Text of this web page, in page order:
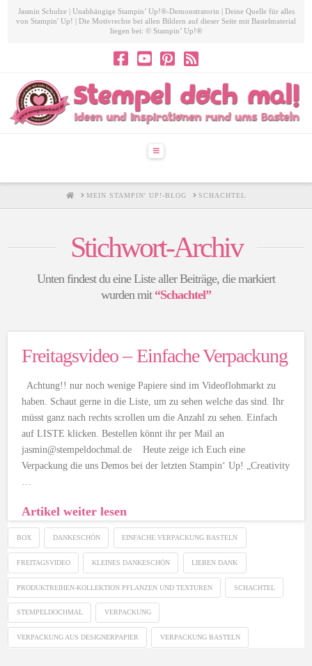
Jasmin Schulze | Unabhängige Stampin’ Up!®-Demonstratorin | Deine Quelle für alles
von Stampin' Up! | Die Motivrechte bei allen Bildern auf dieser Seite mit Bastelmaterial
liegen bei: © Stampin’ Up!®
Navigation
HOMEMEIN STAMPIN' UP!-BLOG SCHACHTEL
Stichwort-Archiv
Unten findest du eine Liste aller Beiträge, die markiert
wurden mit “Schachtel”
Freitagsvideo – Einfache Verpackung
Achtung!! nur noch wenige Papiere sind im Videoflohmarkt zu
haben. Schaut gerne in die Liste, um zu sehen welche das sind. Ihr
müsst ganz nach rechts scrollen um die Anzahl zu sehen. Einfach
auf LISTE klicken. Bestellen könnt ihr per Mail an
jasmin@stempeldochmal.de Heute zeige ich Euch eine
Verpackung die uns Demos bei der letzten Stampin‘ Up! „Creativity
…
Artikel weiter lesen
BOX DANKESCHÖN EINFACHE VERPACKUNG BASTELN
FREITAGSVIDEO KLEINES DANKESCHÖN LIEBEN DANK
PRODUKTREIHEN-KOLLEKTION PFLANZEN UND TEXTUREN SCHACHTEL
STEMPELDOCHMAL VERPACKUNG
VERPACKUNG AUS DESIGNERPAPIER VERPACKUNG BASTELN